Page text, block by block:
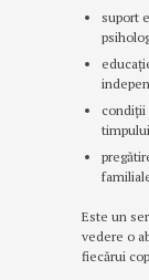
suport
condiții
Este un
vedere o
fiecărui